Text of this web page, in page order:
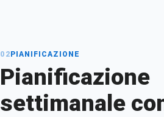
02PIANIFICAZIONE
Pianificazione
settimanale